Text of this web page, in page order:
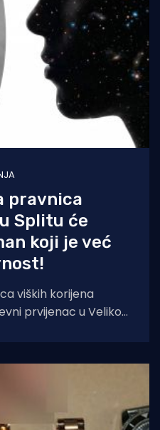
pravnica
Splitu će
koji je već
viških korijena
prvijenac u Velikoj